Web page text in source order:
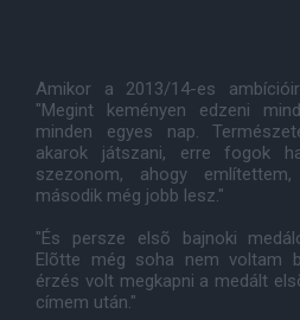
Amikor a 2013/14-es
"Megint keményen edzeni
minden egyes nap.
akarok játszani, erre fogok
szezonom, ahogy
második még jobb lesz."
"És persze elsõ bajnoki
Elõtte még soha nem voltam
érzés volt megkapni a medált
címem után."